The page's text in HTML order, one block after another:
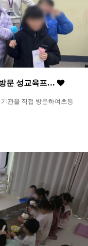
문 성교육프…
관을 직접 방문하여초등